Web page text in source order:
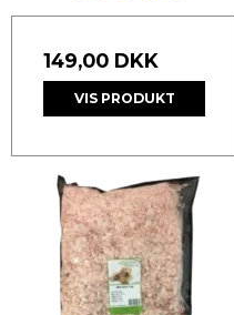
149,00 DKK
VIS PRODUKT